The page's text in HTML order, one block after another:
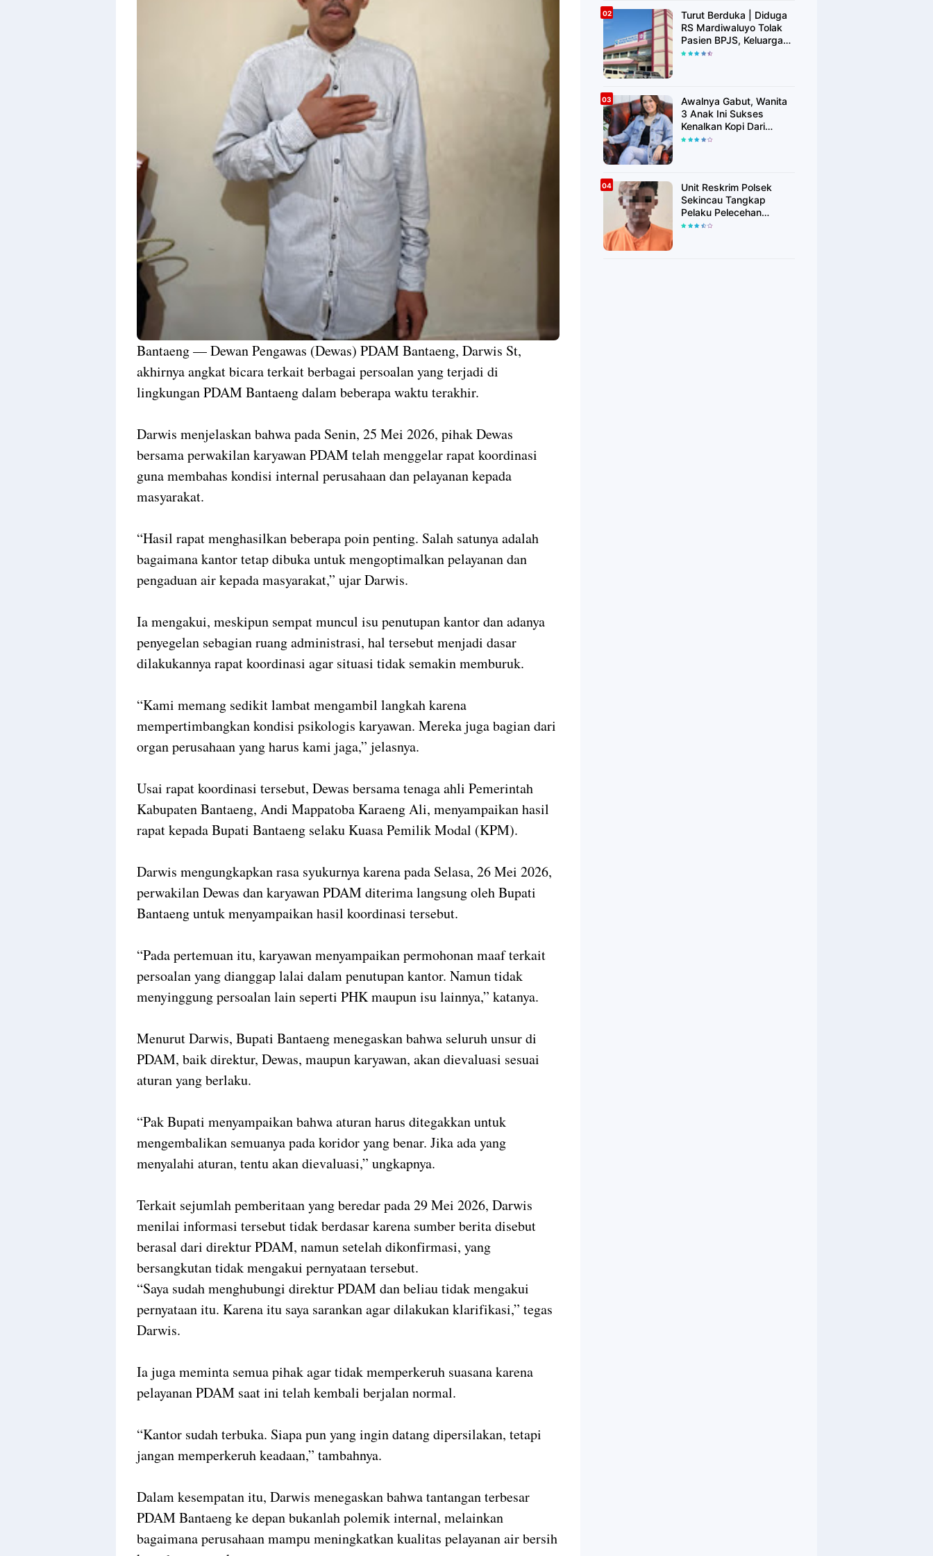
Bantaeng — Dewan Pengawas (Dewas) PDAM Bantaeng, Darwis St,
akhirnya angkat bicara terkait berbagai persoalan yang terjadi di
lingkungan PDAM Bantaeng dalam beberapa waktu terakhir.
Darwis menjelaskan bahwa pada Senin, 25 Mei 2026, pihak Dewas
bersama perwakilan karyawan PDAM telah menggelar rapat koordinasi
guna membahas kondisi internal perusahaan dan pelayanan kepada
masyarakat.
“Hasil rapat menghasilkan beberapa poin penting. Salah satunya adalah
bagaimana kantor tetap dibuka untuk mengoptimalkan pelayanan dan
pengaduan air kepada masyarakat,” ujar Darwis.
Ia mengakui, meskipun sempat muncul isu penutupan kantor dan adanya
penyegelan sebagian ruang administrasi, hal tersebut menjadi dasar
dilakukannya rapat koordinasi agar situasi tidak semakin memburuk.
“Kami memang sedikit lambat mengambil langkah karena
mempertimbangkan kondisi psikologis karyawan. Mereka juga bagian dari
organ perusahaan yang harus kami jaga,” jelasnya.
Usai rapat koordinasi tersebut, Dewas bersama tenaga ahli Pemerintah
Kabupaten Bantaeng, Andi Mappatoba Karaeng Ali, menyampaikan hasil
rapat kepada Bupati Bantaeng selaku Kuasa Pemilik Modal (KPM).
Darwis mengungkapkan rasa syukurnya karena pada Selasa, 26 Mei 2026,
perwakilan Dewas dan karyawan PDAM diterima langsung oleh Bupati
Bantaeng untuk menyampaikan hasil koordinasi tersebut.
“Pada pertemuan itu, karyawan menyampaikan permohonan maaf terkait
persoalan yang dianggap lalai dalam penutupan kantor. Namun tidak
menyinggung persoalan lain seperti PHK maupun isu lainnya,” katanya.
Menurut Darwis, Bupati Bantaeng menegaskan bahwa seluruh unsur di
PDAM, baik direktur, Dewas, maupun karyawan, akan dievaluasi sesuai
aturan yang berlaku.
“Pak Bupati menyampaikan bahwa aturan harus ditegakkan untuk
mengembalikan semuanya pada koridor yang benar. Jika ada yang
menyalahi aturan, tentu akan dievaluasi,” ungkapnya.
Terkait sejumlah pemberitaan yang beredar pada 29 Mei 2026, Darwis
menilai informasi tersebut tidak berdasar karena sumber berita disebut
berasal dari direktur PDAM, namun setelah dikonfirmasi, yang
bersangkutan tidak mengakui pernyataan tersebut.
“Saya sudah menghubungi direktur PDAM dan beliau tidak mengakui
pernyataan itu. Karena itu saya sarankan agar dilakukan klarifikasi,” tegas
Darwis.
Ia juga meminta semua pihak agar tidak memperkeruh suasana karena
pelayanan PDAM saat ini telah kembali berjalan normal.
“Kantor sudah terbuka. Siapa pun yang ingin datang dipersilakan, tetapi
jangan memperkeruh keadaan,” tambahnya.
Dalam kesempatan itu, Darwis menegaskan bahwa tantangan terbesar
PDAM Bantaeng ke depan bukanlah polemik internal, melainkan
bagaimana perusahaan mampu meningkatkan kualitas pelayanan air bersih
Turut Berduka | Diduga
RS Mardiwaluyo Tolak
Pasien BPJS, Keluarga
Pasien: "ini Yang
Awalnya Gabut, Wanita
3 Anak Ini Sukses
Kenalkan Kopi Dari
Simalungun di Bekasi
Unit Reskrim Polsek
Sekincau Tangkap
Pelaku Pelecehan
Seksual Anak di Bawah